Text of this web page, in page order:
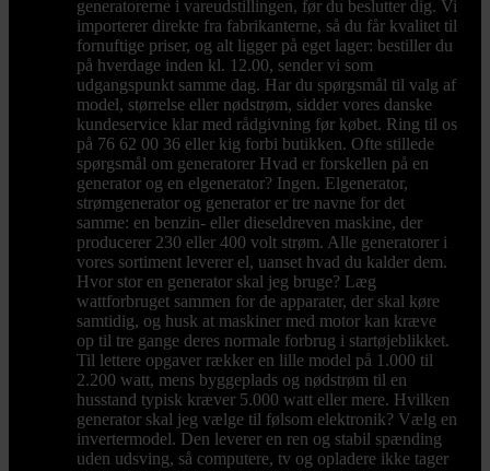
generatorerne i vareudstillingen, før du beslutter dig. Vi
importerer direkte fra fabrikanterne, så du får kvalitet til
fornuftige priser, og alt ligger på eget lager: bestiller du
på hverdage inden kl. 12.00, sender vi som
udgangspunkt samme dag. Har du spørgsmål til valg af
model, størrelse eller nødstrøm, sidder vores danske
kundeservice klar med rådgivning før købet. Ring til os
på 76 62 00 36 eller kig forbi butikken. Ofte stillede
spørgsmål om generatorer Hvad er forskellen på en
generator og en elgenerator? Ingen. Elgenerator,
strømgenerator og generator er tre navne for det
samme: en benzin- eller dieseldreven maskine, der
producerer 230 eller 400 volt strøm. Alle generatorer i
vores sortiment leverer el, uanset hvad du kalder dem.
Hvor stor en generator skal jeg bruge? Læg
wattforbruget sammen for de apparater, der skal køre
samtidig, og husk at maskiner med motor kan kræve
op til tre gange deres normale forbrug i startøjeblikket.
Til lettere opgaver rækker en lille model på 1.000 til
2.200 watt, mens byggeplads og nødstrøm til en
husstand typisk kræver 5.000 watt eller mere. Hvilken
generator skal jeg vælge til følsom elektronik? Vælg en
invertermodel. Den leverer en ren og stabil spænding
uden udsving, så computere, tv og opladere ikke tager